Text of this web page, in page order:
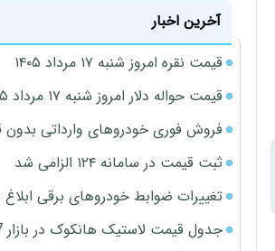
آخرین اخبار
قیمت نقره امروز شنبه ۱۷ مرداد ۱۴۰۵
قیمت حواله دلار امروز شنبه ۱۷ مرداد ۱۴۰۵
فروش فوری خودروهای وارداتی
ثبت قیمت در سامانه ۱۲۴ الزامی شد
تغییرات ضوابط خودروهای برقی
جدول قیمت لاستیک هانکوک در بازار 1405/05/17